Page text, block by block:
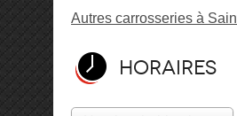
Autres carrosseries à
Horaires